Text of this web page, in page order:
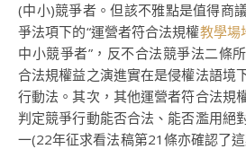
(中小)競爭者。但該不雅點是值得商
爭法項下的“運營者符合法規權教學場
中小競爭者”，反不合法競爭法二條
合法規權益之演進實在是侵權法語
行動法。其次，其他運營者符合法規
判定競爭行動能否合法、能否濫用絕
一(22年征求看法稿第21條亦確認了